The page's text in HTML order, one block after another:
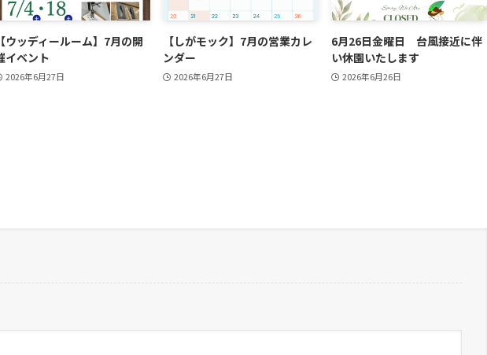
【ウッディールーム】7月の開
イベント
2026年6月27日
【しがモック】7月の営業カレ
ンダー
2026年6月27日
6月26日金曜日 台風接近に伴
い休園いたします
2026年6月26日